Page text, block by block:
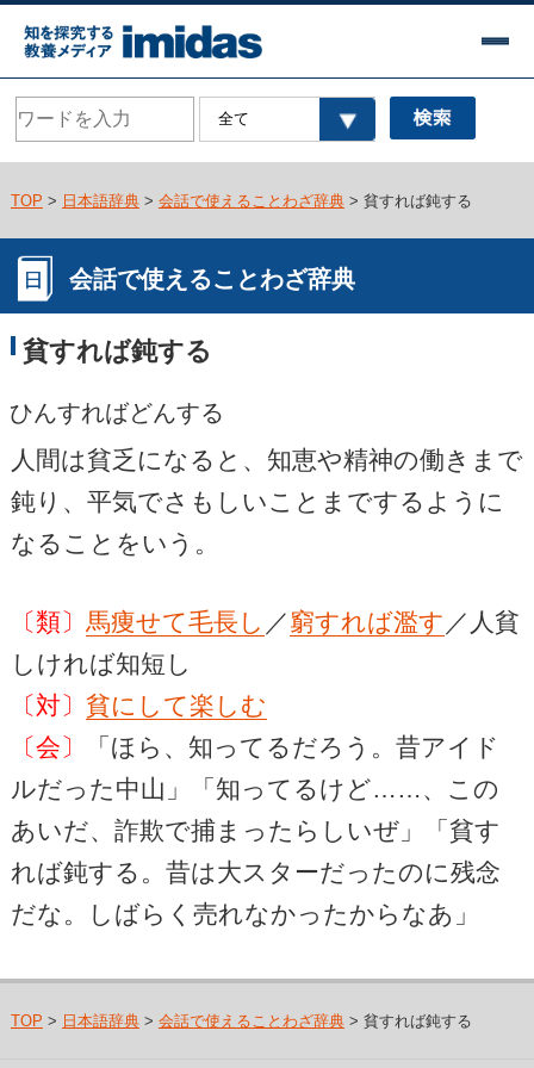
TOP > 日本語辞典> 会話で使えることわざ辞典> 貧すれば鈍する
会話で使えることわざ辞典
貧すれば鈍する
ひんすればどんする
人間は貧乏になると、知恵や精神の働きまで
鈍り、平気でさもしいことまでするように
なることをいう。
〔類〕 馬痩せて毛長し ／窮すれば濫す ／人貧
しければ知短し
〔対〕 貧にして楽しむ
〔会〕
「ほら、知ってるだろう。昔アイド
ルだった中山」「知ってるけど……、この
あいだ、詐欺で捕まったらしいぜ」「貧す
れば鈍する。昔は大スターだったのに残念
だな。しばらく売れなかったからなあ」
TOP > 日本語辞典> 会話で使えることわざ辞典> 貧すれば鈍する